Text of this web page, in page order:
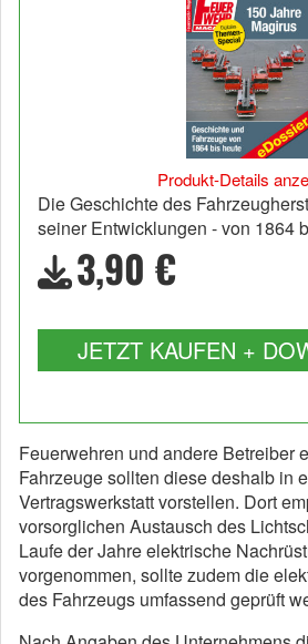
Produkt-Details
Die Geschichte des
seiner Entwicklungen - von 1864
3,90 €
JETZT KAUFEN +
Feuerwehren und andere Betreiber
Fahrzeuge sollten diese deshalb in
Vertragswerkstatt vorstellen. Dort
vorsorglichen Austausch des
Laufe der Jahre elektrische
vorgenommen, sollte zudem die
des Fahrzeugs umfassend geprüft